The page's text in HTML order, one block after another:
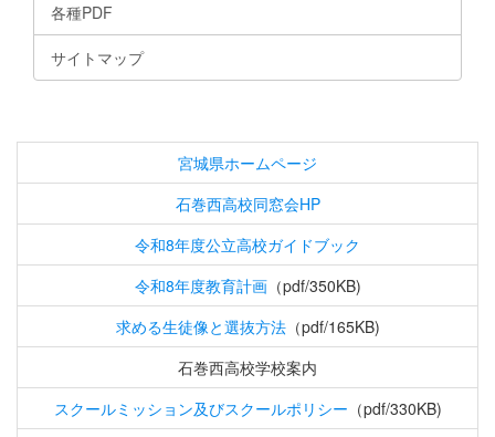
各種PDF
サイトマップ
宮城県ホームページ
石巻西高校同窓会HP
令和8年度公立高校ガイドブック
令和8年度教育計画（pdf/350KB)
求める生徒像と選抜方法（pdf/165KB)
石巻西高校学校案内
スクールミッション及びスクールポリシー （pdf/330KB)